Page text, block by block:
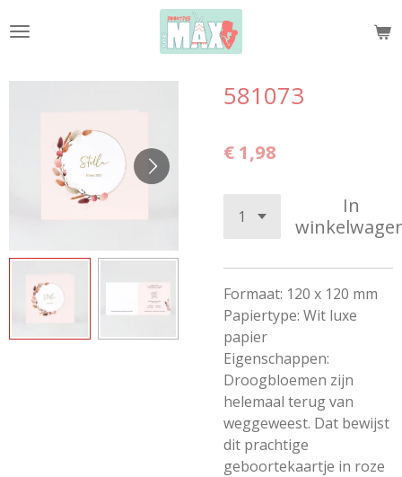
direct
de
581073
€ 1,98
In
Formaat: 120 x 120 mm
Papiertype: Wit luxe
papier
Eigenschappen:
Droogbloemen zijn
helemaal terug van
weggeweest. Dat bewijst
dit prachtige
geboortekaartje in roze